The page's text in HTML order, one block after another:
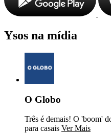
Ysos na mídia
O Globo
Três é demais! O 'boom'
para casais Ver Mais